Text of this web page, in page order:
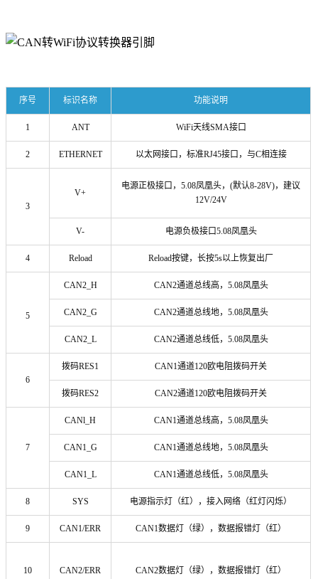
序号 标识名称 功能说明
1 ANT WiFi天线SMA接口
2 ETHERNET 以太网接口，标准RJ45接口，与C相连接
3
V+
电源正极接口，5.08凤凰头，(默认8-28V)，建议
12V/24V
V- 电源负极接口5.08凤凰头
4 Reload Reload按键，长按5s以上恢复出厂
5
CAN2_H CAN2通道总线高，5.08凤凰头
CAN2_G CAN2通道总线地，5.08凤凰头
CAN2_L CAN2通道总线低，5.08凤凰头
6
拨码RES1 CAN1通道120欧电阻拨码开关
拨码RES2 CAN2通道120欧电阻拨码开关
7
CANl_H CAN1通道总线高，5.08凤凰头
CAN1_G CAN1通道总线地，5.08凤凰头
CAN1_L CAN1通道总线低，5.08凤凰头
8 SYS 电源指示灯（红），接入网络（红灯闪烁）
9 CAN1/ERR CAN1数据灯（绿），数据报错灯（红）
10 CAN2/ERR CAN2数据灯（绿），数据报错灯（红）